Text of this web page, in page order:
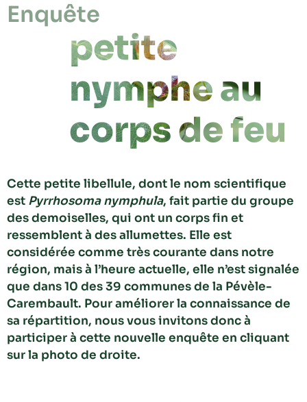
Enquête
petite
nymphe au
corps de feu
Cette petite libellule, dont le nom scientifique
est Pyrrhosoma nymphula, fait partie du groupe
des demoiselles, qui ont un corps fin et
ressemblent à des allumettes. Elle est
considérée comme très courante dans notre
région, mais à l’heure actuelle, elle n’est signalée
que dans 10 des 39 communes de la Pévèle-
Carembault. Pour améliorer la connaissance de
sa répartition, nous vous invitons donc à
participer à cette nouvelle enquête en cliquant
sur la photo de droite.